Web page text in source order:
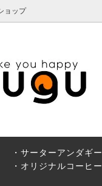
ョップ
ー
・サーターアンダギー
・オリジナルコーヒー